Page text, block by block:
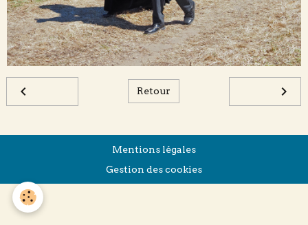
Retour
Mentions légales
Gestion des cookies